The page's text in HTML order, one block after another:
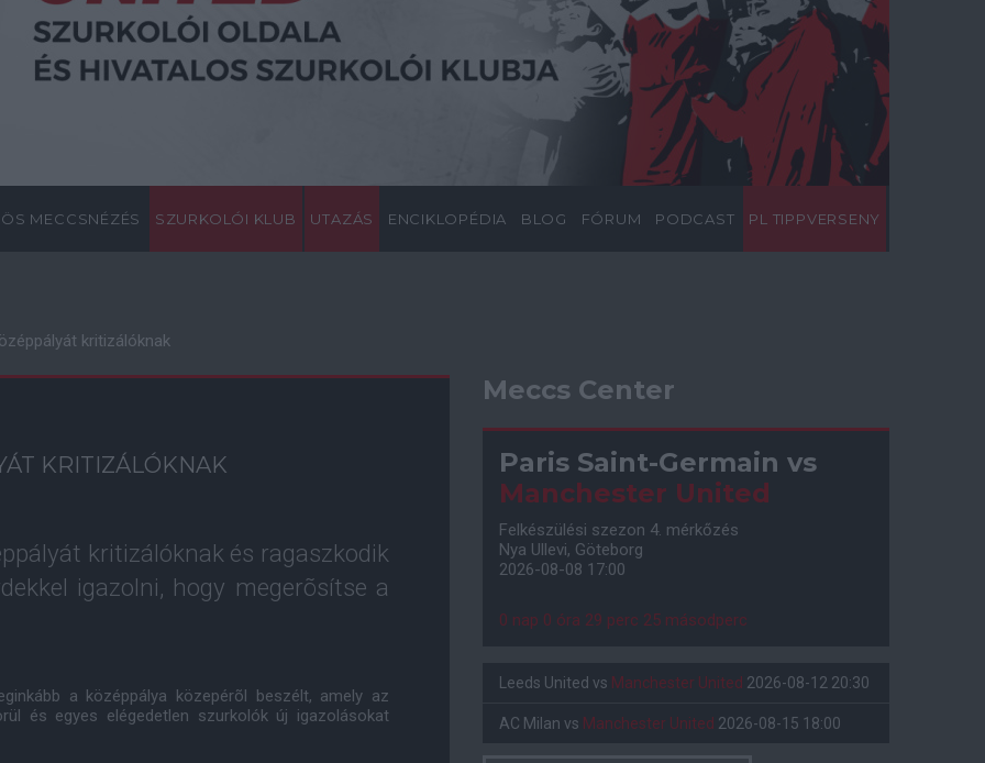
MECCSNÉZÉS SZURKOLÓI KLUB UTAZÁS ENCIKLOPÉDIA BLOG FÓRUM PODCAST PL TIPPVERSENY
kritizálóknak
KRITIZÁLÓKNAK
kritizálóknak és ragaszkodik
igazolni, hogy megerõsítse a
a középpálya közepérõl beszélt, amely az
és egyes elégedetlen szurkolók új igazolásokat
Meccs Center
Paris Saint-Germain vs
Manchester United
Felkészülési szezon 4. mérkőzés
Nya Ullevi, Göteborg
2026-08-08 17:00
0 nap 0 óra 29 perc 24 másodperc
Leeds United vs Manchester United 2026-08-12 20:30
AC Milan vs Manchester United 2026-08-15 18:00